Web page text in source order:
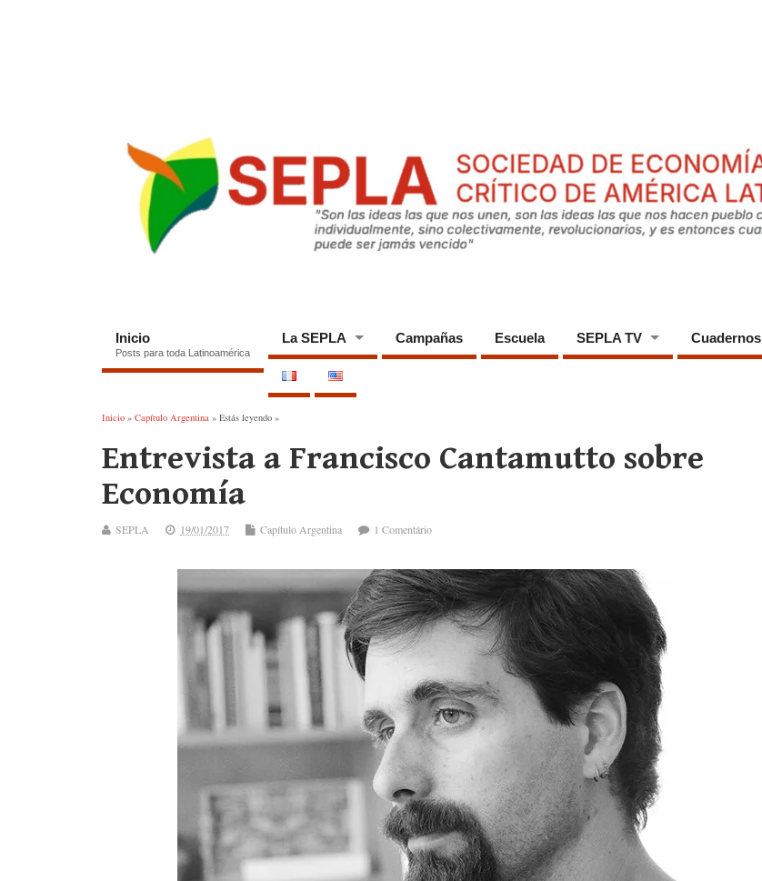
Inicio
Posts para toda Latinoamérica
La SEPLA Campañas Escuela SEPLA TV Cuadernos
Inicio » Capítulo Argentina » Estás leyendo »
Entrevista a Francisco Cantamutto sobre
Economía
SEPLA 19/01/2017 Capítulo Argentina 1 Comentário